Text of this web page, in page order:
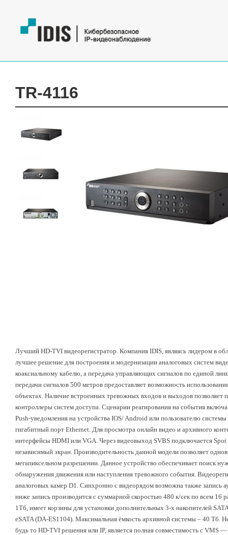
TR-4116
Лучший HD-TVI видеорегистратор. Компания IDIS, являясь лидером в
лучшее решение для построения и модернизации аналоговых систем
коаксиальному кабелю, а передача управляющих сигналов по единой
передачи сигналов 500 метров предоставляет возможность
объектах. Наличие встроенных тревожных входов и выходов позволяет
контроллеры систем доступа. Сценарии реагирования на события
Push-уведомления на устройства IOS/ Android или пользователю
гигабитный порт Ethernet. Для просмотра онлайн видео и архивного
интерфейсы HDMI или VGA. Через видеовыход SVBS подключается
независимый экран. Производительность данной модели позволяет
мегапиксельном разрешении. Данное устройство обеспечивает поиск
обнаружения движения или наступления тревожного события.
аналоговых камер D1. Синхронно с видеорядом возможна также
ниже запись производится с суммарной скоростью 480 к/сек по всем
1Тб, имеет корзины для установки дополнительных 3-х накопителей
eSATA (DA-ES1104). Максимальная ёмкость архивной системы – 40 Тб.
будь то HD-TVI решения или IP, является полная совместимость с VMS